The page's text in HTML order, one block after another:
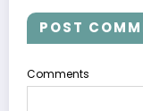
POST
Comments